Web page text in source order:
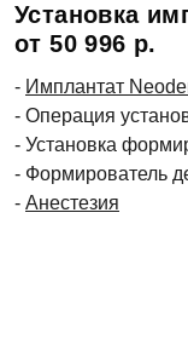
Установка
от 50 996 р.
- Имплантат
- Операция
- Установка
- Формирователь
- Анестезия